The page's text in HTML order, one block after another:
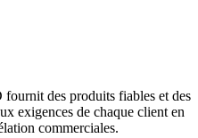
des produits fiables et des
exigences de chaque client en
commerciales.